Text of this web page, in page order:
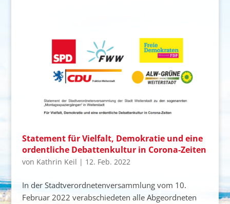
Statement für Vielfalt, Demokratie und eine
ordentliche Debattenkultur in Corona-Zeiten
von Kathrin Keil | 12. Feb. 2022
In der Stadtverordnetenversammlung vom 10.
Februar 2022 verabschiedeten alle Abgeordneten